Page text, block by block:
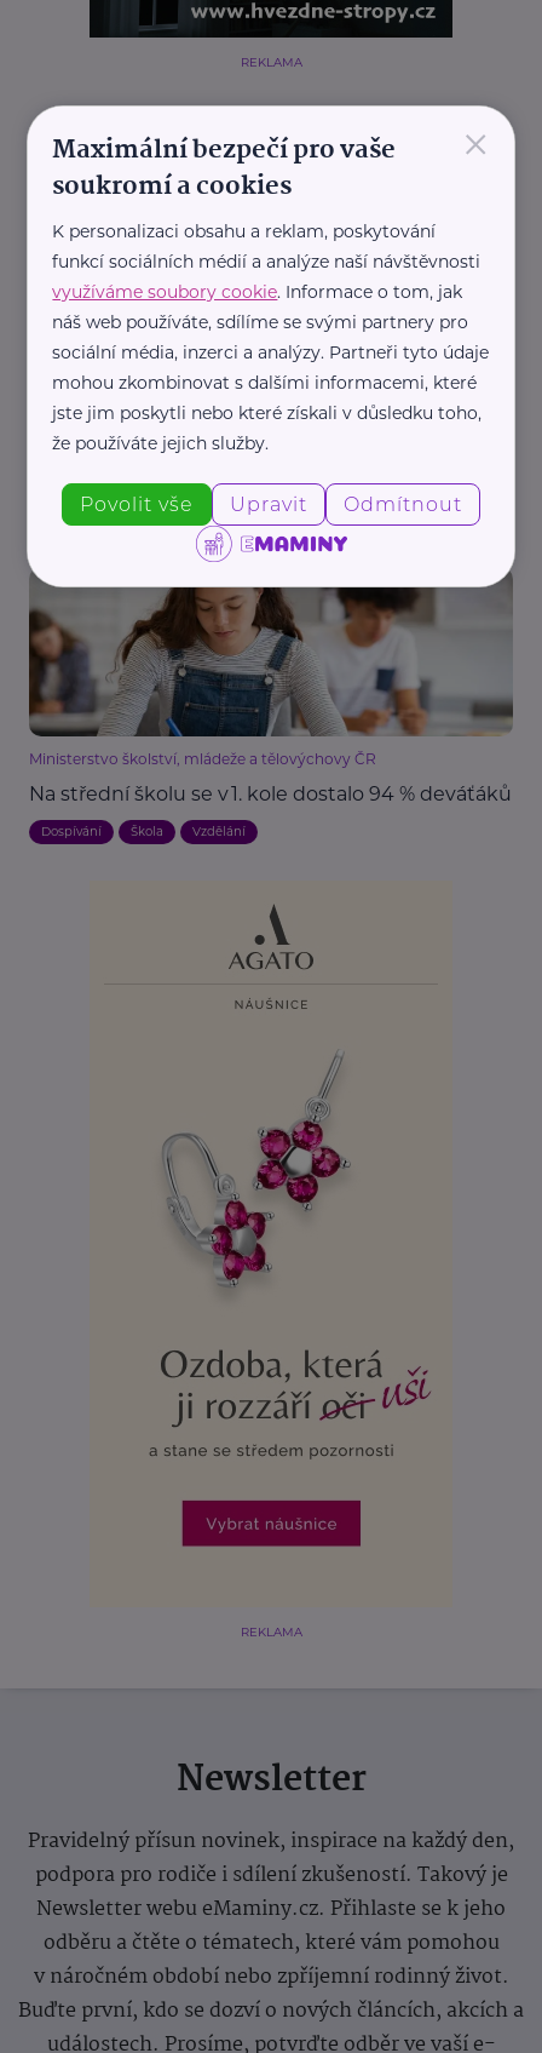
REKLAMA
Související články
Pearmedia
EU chce víc žen v technických oborech,
programem cílí na střední školy
Škola Technologie
Ministerstvo školství, mládeže a tělovýchovy ČR
Na střední školu se v 1. kole dostalo 94 % deváťáků
Dospívání Škola Vzdělání
REKLAMA
Newsletter
Pravidelný přísun novinek, inspirace na každý den,
podpora pro rodiče i sdílení zkušeností. Takový je
Newsletter webu eMaminy.cz. Přihlaste se k jeho
odběru a čtěte o tématech, které vám pomohou
v náročném období nebo zpříjemní rodinný život.
Buďte první, kdo se dozví o nových článcích, akcích a
událostech. Prosíme, potvrďte odběr ve vaší e-
×
Maximální bezpečí pro vaše
soukromí a cookies
K personalizaci obsahu a reklam, poskytování
funkcí sociálních médií a analýze naší návštěvnosti
využíváme soubory cookie. Informace o tom, jak
náš web používáte, sdílíme se svými partnery pro
sociální média, inzerci a analýzy. Partneři tyto údaje
mohou zkombinovat s dalšími informacemi, které
jste jim poskytli nebo které získali v důsledku toho,
že používáte jejich služby.
Povolit vše Upravit Odmítnout